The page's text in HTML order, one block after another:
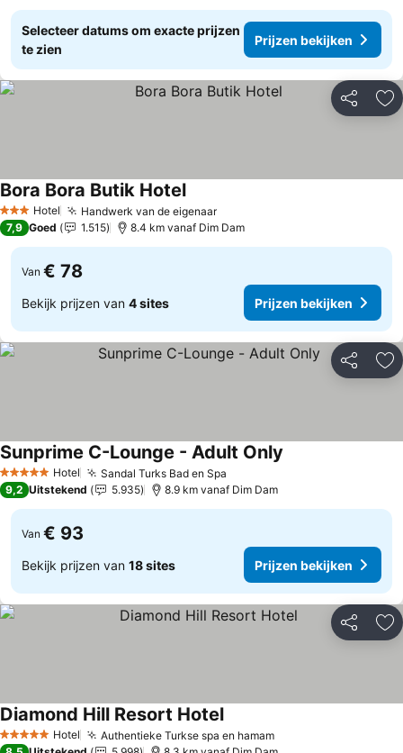
Selecteer datums om exacte prijzen
te zien
Prijzen bekijken
Delen
3 SterrenHotel Handwerk van de eigenaarPrijzen bekijken
Bora Bora Butik HotelPrijzen bekijken
7,9 Goed 1.515 8.4 km vanaf Dim Dam
Van € 78
Bekijk prijzen van 4 sites Prijzen bekijken
Delen
5 Sterren Hotel Sandal Turks Bad en Spa
Sunprime C-Lounge - Adult Only
9,2 Uitstekend 5.935 8.9 km vanaf Dim Dam
Van € 93
Bekijk prijzen van 18 sites Prijzen bekijken
Delen
5 Sterren Hotel Authentieke Turkse spa en hamamPrijzen bekijken
Diamond Hill Resort HotelPrijzen bekijken